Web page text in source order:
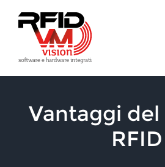
contenuto
Vantaggi del
RFID